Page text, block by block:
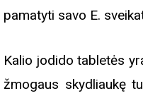
pamatyti savo E.
Kalio jodido tabletės
žmogaus skydliaukę